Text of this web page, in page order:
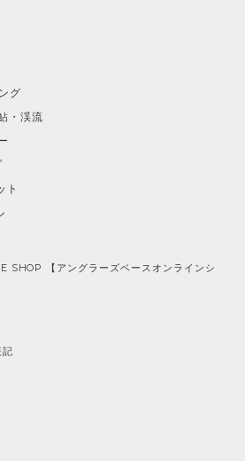
グ
・渓流
ト
【アングラーズベースオンラインシ
記